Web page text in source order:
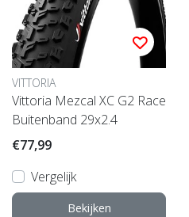
VITTORIA
Vittoria Mezcal XC G2 Race
Buitenband 29x2.4
€77,99
Vergelijk
Bekijken